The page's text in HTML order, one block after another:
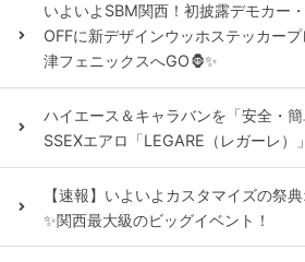
いよいよSBM関西！初披露デモカー
OFFに新デザインウッホステッカー
津フェニックスへGO🦍✨
ハイエース＆キャラバンを「安全・
SSEXエアロ「LEGARE（レガーレ）
【速報】いよいよカスタマイズの祭
✨関西最大級のビッグイベント！